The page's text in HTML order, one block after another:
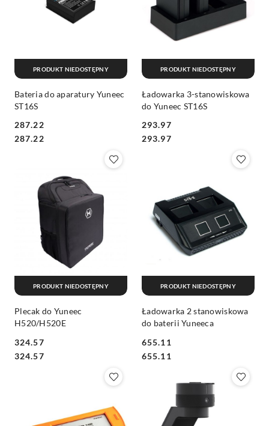
Bateria do aparatury Yuneec
ST16S
Cena:
287.22
Cena:
287.22
PRODUKT NIEDOSTĘPNY
Ładowarka 3-stanowiskowa
do Yuneec ST16S
Cena:
293.97
Cena:
293.97
PRODUKT NIEDOSTĘPNY
Plecak do Yuneec
H520/H520E
Cena:
324.57
Cena:
324.57
PRODUKT NIEDOSTĘPNY
Ładowarka 2 stanowiskowa
do baterii Yuneeca
Cena:
655.11
Cena:
655.11
PRODUKT NIEDOSTĘPNY